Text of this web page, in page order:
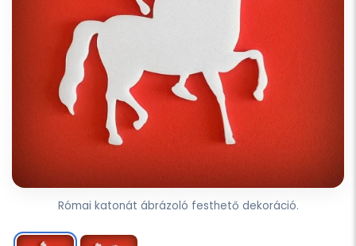
Római katonát ábrázoló festhető dekoráció.